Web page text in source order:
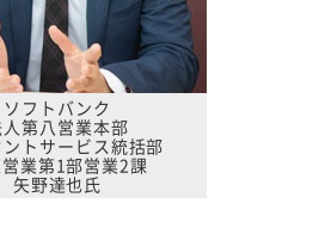
ソフトバンク
人第八営業本部
トサービス統括部
業第1部営業2課
矢野達也氏